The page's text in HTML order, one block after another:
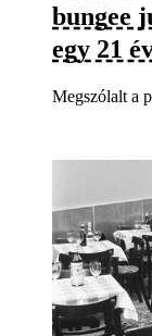
bungee
egy 21
Megszólalt a